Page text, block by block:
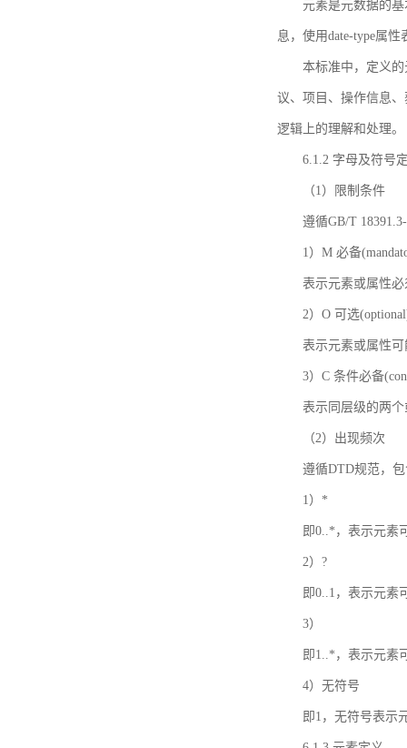
元素是元数据的
息，使用date-type属
本标准中，定义
议、项目、操作信息
逻辑上的理解和处理。
6.1.2 字母及符号
（1）限制条件
遵循GB/T
1）M 必备
表示元素或属性
2）O 可选
表示元素或属性
3）C 条件必备
表示同层级的两
（2）出现频次
遵循DTD规范，
1）*
即0..*，表示元素
2）?
即0..1，表示元素
3）
即1..*，表示元素
4）无符号
即1，无符号表示